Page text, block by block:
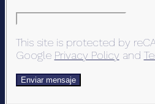
This site is protected by
Google Privacy Policy and